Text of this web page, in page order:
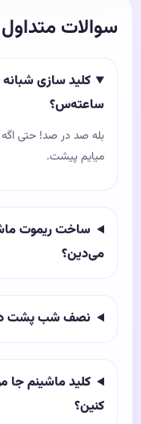
سوالات
ساعته‌س؟
میایم پیشت.
ساخت ریموت
می‌دین؟
نصف شب پشت در
کلید ماشینم جا
کنین؟